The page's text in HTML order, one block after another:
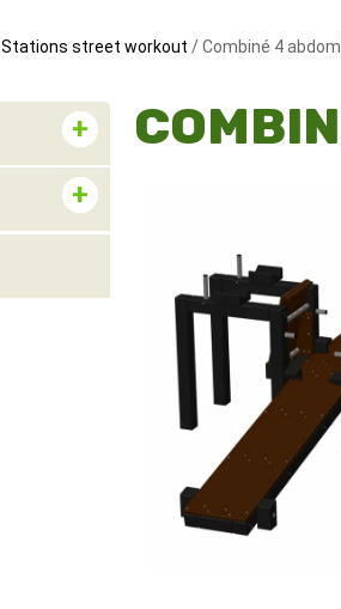
Stations street workout / Combiné 4